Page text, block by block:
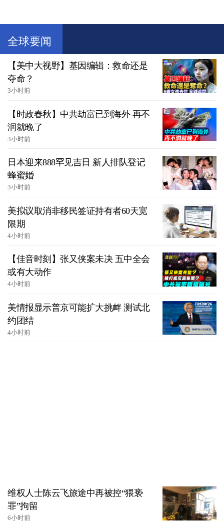
全球要闻
【美中大视野】基因编辑：救命还是
夺命？
3小时前
【时政春秋】中共劫富已到海外 再不
润就晚了
3小时前
日本迎来888罕见吉日 新人排队登记
蜂蜜婚
3小时前
美拟议取消非移民签证持有者60天宽
限期
4小时前
【佳音时刻】张又侠案未决 五中全会
或有大动作
4小时前
美情报显示普京可能扩大挑衅 测试北
约团结
4小时前
维权人士陈云飞旅途中再被控“猥亵
罪”拘留
6小时前